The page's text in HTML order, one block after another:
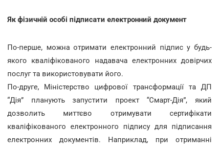
Як фізичній особі підписати електронний документ
По-перше, можна отримати електронний підпис у будь-
якого кваліфікованого надавача електронних довірчих
послуг та використовувати його.
По-друге, Міністерство цифрової трансформації та ДП
“Дія” планують запустити проект “Смарт-Дія”, який
дозволить миттєво отримувати сертифікати
кваліфікованого електронного підпису для підписання
електронних документів. Наприклад, при отриманні